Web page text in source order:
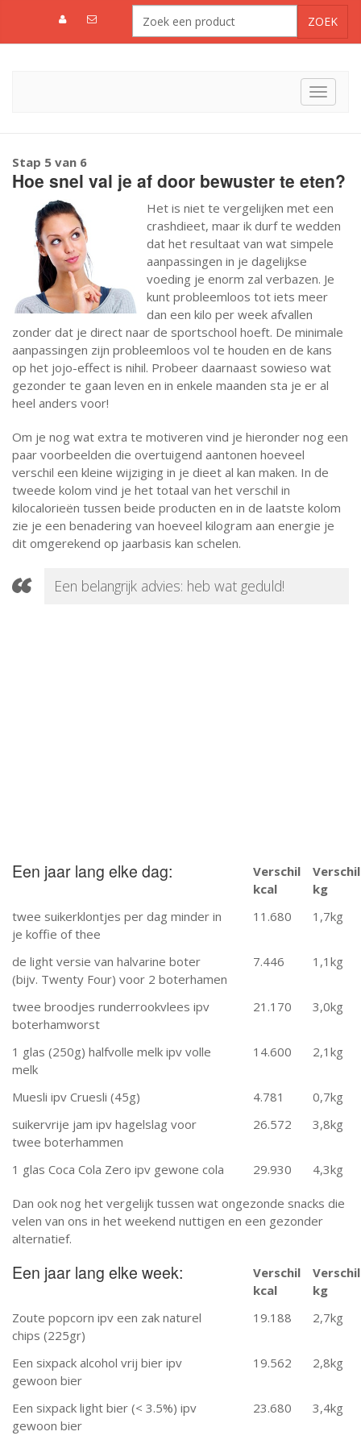
Toggle
Stap 5 van 6
Hoe snel val je af door bewuster te eten?
Het is niet te vergelijken met een
crashdieet, maar ik durf te wedden
dat het resultaat van wat simpele
aanpassingen in je dagelijkse
voeding je enorm zal verbazen. Je
kunt probleemloos tot iets meer
dan een kilo per week afvallen
zonder dat je direct naar de sportschool hoeft. De minimale
aanpassingen zijn probleemloos vol te houden en de kans
op het jojo-effect is nihil. Probeer daarnaast sowieso wat
gezonder te gaan leven en in enkele maanden sta je er al
heel anders voor!
Om je nog wat extra te motiveren vind je hieronder nog een
paar voorbeelden die overtuigend aantonen hoeveel
verschil een kleine wijziging in je dieet al kan maken. In de
tweede kolom vind je het totaal van het verschil in
kilocalorieën tussen beide producten en in de laatste kolom
zie je een benadering van hoeveel kilogram aan energie je
dit omgerekend op jaarbasis kan schelen.
Een belangrijk advies: heb wat geduld!
Een jaar lang elke dag:
Verschil
kcal
Verschil
kg
twee suikerklontjes per dag minder in
je koffie of thee
11.680 1,7kg
de light versie van halvarine boter
(bijv. Twenty Four) voor 2 boterhamen
7.446 1,1kg
twee broodjes runderrookvlees ipv
boterhamworst
21.170 3,0kg
1 glas (250g) halfvolle melk ipv volle
melk
14.600 2,1kg
Muesli ipv Cruesli (45g) 4.781
0,7kg
suikervrije jam ipv hagelslag voor
twee boterhammen
26.572 3,8kg
1 glas Coca Cola Zero ipv gewone cola 29.930 4,3kg
Dan ook nog het vergelijk tussen wat ongezonde snacks die
velen van ons in het weekend nuttigen en een gezonder
alternatief.
Een jaar lang elke week:
Verschil
kcal
Verschil
kg
Zoute popcorn ipv een zak naturel
chips (225gr)
19.188 2,7kg
Een sixpack alcohol vrij bier ipv
gewoon bier
19.562 2,8kg
Een sixpack light bier (< 3.5%) ipv
gewoon bier
23.680 3,4kg